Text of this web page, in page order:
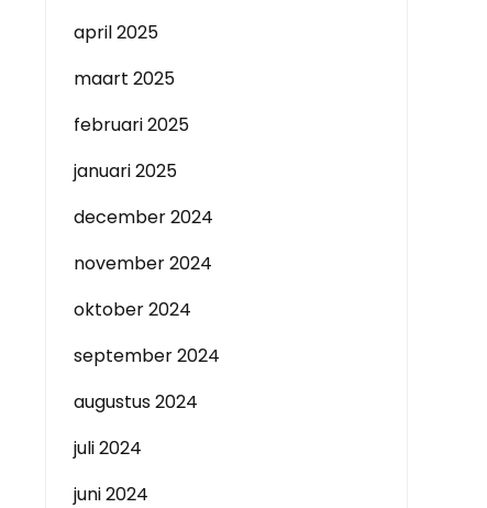
april 2025
maart 2025
februari 2025
januari 2025
december 2024
november 2024
oktober 2024
september 2024
augustus 2024
juli 2024
juni 2024